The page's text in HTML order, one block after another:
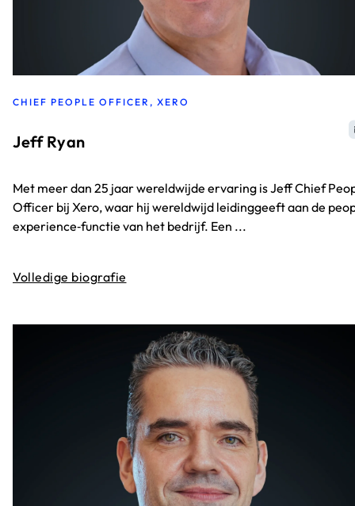
CHIEF PEOPLE OFFICER, XERO
Jeff Ryan
Met meer dan 25 jaar wereldwijde ervaring is Jeff Chief
Officer bij Xero, waar hij wereldwijd leidinggeeft aan de
experience‑functie van het bedrijf. Een ...
Volledige biografie